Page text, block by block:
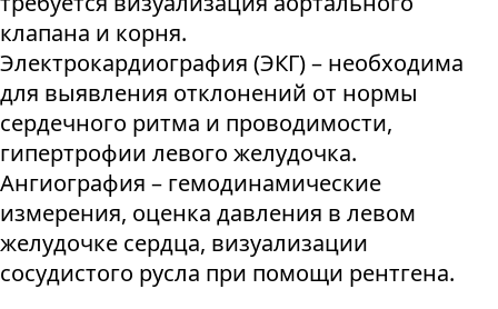
клапана и корня.
Электрокардиография (ЭКГ) – необходима
для выявления отклонений от нормы
сердечного ритма и проводимости,
гипертрофии левого желудочка.
Ангиография – гемодинамические
измерения, оценка давления в левом
желудочке сердца, визуализации
сосудистого русла при помощи рентгена.